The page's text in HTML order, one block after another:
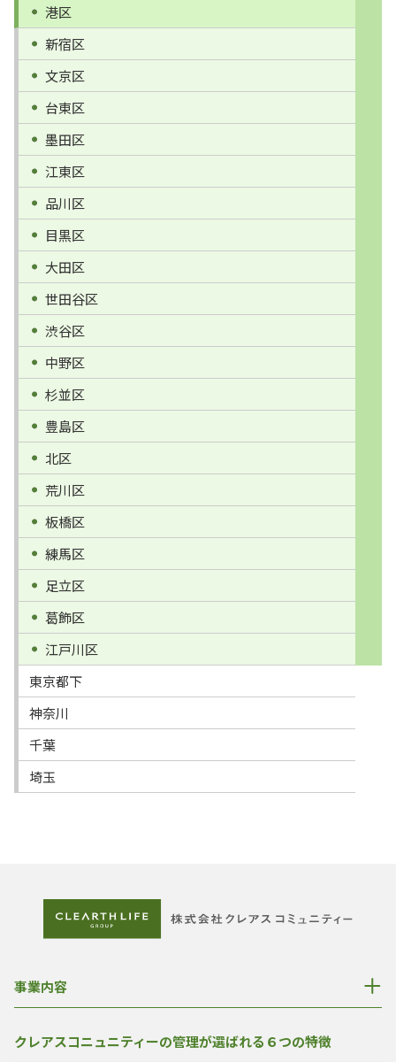
港区
新宿区
文京区
台東区
墨田区
江東区
品川区
目黒区
大田区
世田谷区
渋谷区
中野区
杉並区
豊島区
北区
荒川区
板橋区
練馬区
足立区
葛飾区
江戸川区
東京都下
神奈川
千葉
埼玉
事業内容
クレアスコニュニティーの管理が選ばれる６つの特徴